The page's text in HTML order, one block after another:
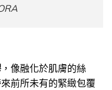
，像融化於肌膚的絲
前所未有的緊緻包覆